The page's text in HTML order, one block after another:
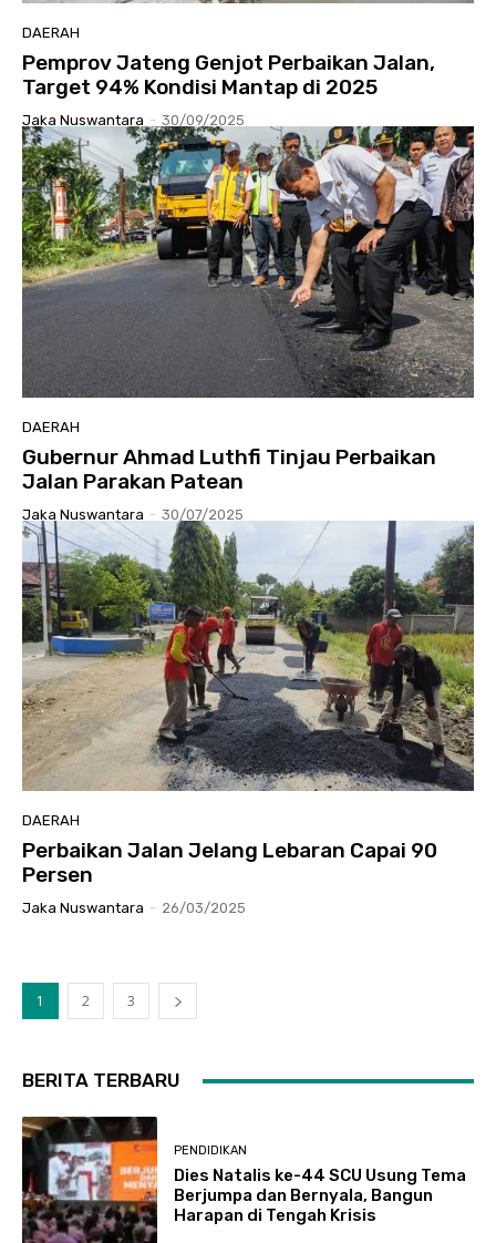
DAERAH
Pemprov Jateng Genjot Perbaikan Jalan,
Target 94% Kondisi Mantap di 2025
Jaka Nuswantara - 30/09/2025
DAERAH
Gubernur Ahmad Luthfi Tinjau Perbaikan
Jalan Parakan Patean
Jaka Nuswantara - 30/07/2025
DAERAH
Perbaikan Jalan Jelang Lebaran Capai 90
Persen
Jaka Nuswantara - 26/03/2025
1 2 3
BERITA TERBARU
PENDIDIKAN
Dies Natalis ke-44 SCU Usung Tema
Berjumpa dan Bernyala, Bangun
Harapan di Tengah Krisis